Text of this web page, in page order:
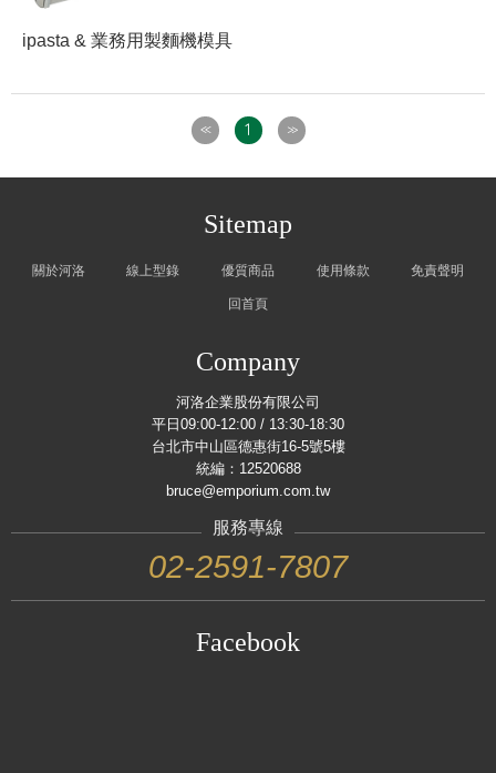
ipasta & 業務用製麵機模具
<< 1 >>
Sitemap
關於河洛 線上型錄 優質商品 使用條款 免責聲明
回首頁
Company
河洛企業股份有限公司
平日09:00-12:00 / 13:30-18:30
台北市中山區德惠街16-5號5樓
統編：12520688
bruce@emporium.com.tw
服務專線
02-2591-7807
Facebook